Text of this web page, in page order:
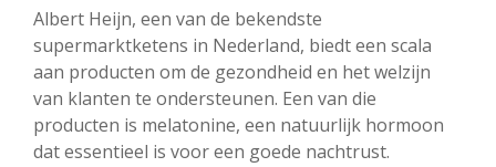
Albert Heijn, een van de bekendste
supermarktketens in Nederland, biedt een scala
aan producten om de gezondheid en het welzijn
van klanten te ondersteunen. Een van die
producten is melatonine, een natuurlijk hormoon
dat essentieel is voor een goede nachtrust.